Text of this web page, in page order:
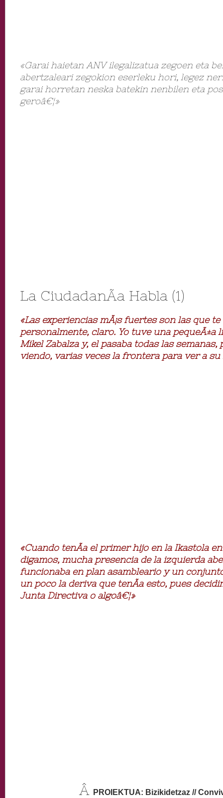
«Garai haietan ANV ilegalizatua zegoen eta
abertzaleari zegokion eserleku hori, legez
garai horretan neska batekin nenbilen eta
geroâ€¦»
La CiudadanÃ­a Habla (1)
«Las experiencias mÃ¡s fuertes son las que te
personalmente, claro. Yo tuve una pequeÃ±a
Mikel Zabalza y, el pasaba todas las
viendo, varias veces la frontera para ver a su
«Cuando tenÃ­a el primer hijo en la Ikastola
digamos, mucha presencia de la izquierda
funcionaba en plan asambleario y un
un poco la deriva que tenÃ­a esto, pues
Junta Directiva o algoâ€¦»
Â PROIEKTUA: Bizikidetzaz //